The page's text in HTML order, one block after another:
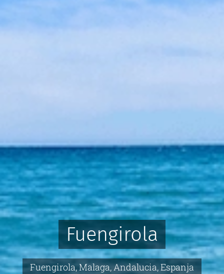
Fuengirola
Fuengirola, Malaga, Andalucia, Espanja